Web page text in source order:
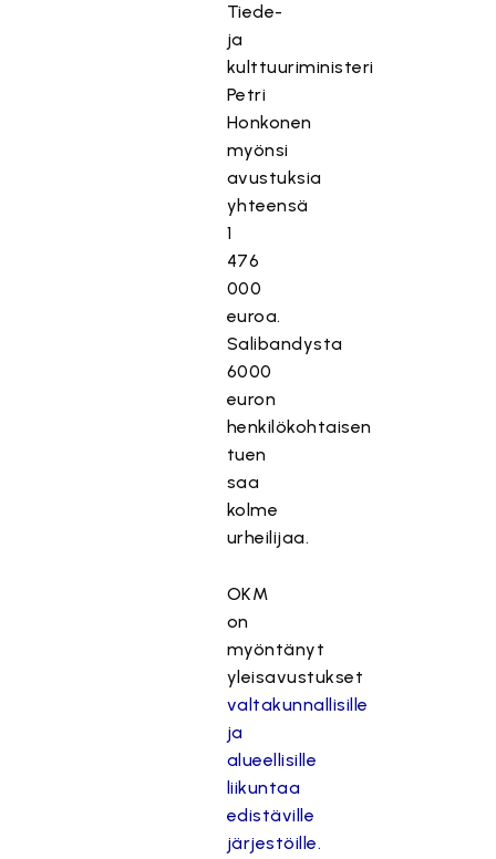
Tiede-
ja
kulttuuriministeri
Petri
Honkonen
myönsi
avustuksia
yhteensä
1
476
000
euroa.
Salibandysta
6000
euron
henkilökohtaisen
tuen
saa
kolme
urheilijaa.
OKM
on
myöntänyt
yleisavustukset
valtakunnallisille
ja
alueellisille
liikuntaa
edistäville
järjestöille.